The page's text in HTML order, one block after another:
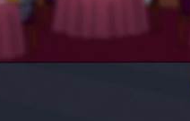
| 16 DE
a clases de
que sus hijos hagan